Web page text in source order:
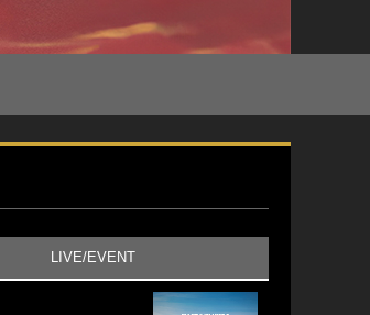
LIVE/EVENT